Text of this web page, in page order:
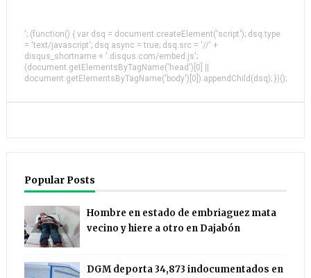
'; (function() { var dsq = document.createElement('script'); dsq.type
= 'text/javascript'; dsq.async = true; dsq.src = '//' +
disqus_shortname + '.disqus.com/embed.js';
(document.getElementsByTagName('head')[0] ||
document.getElementsByTagName('body')[0]).appendChild(dsq); })();
Popular Posts
Hombre en estado de embriaguez mata
vecino y hiere a otro en Dajabón
DGM deporta 34,873 indocumentados en